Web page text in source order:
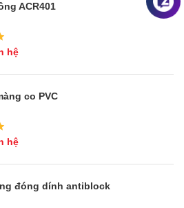
ACR401
hệ
co PVC
hệ
đóng dính antiblock